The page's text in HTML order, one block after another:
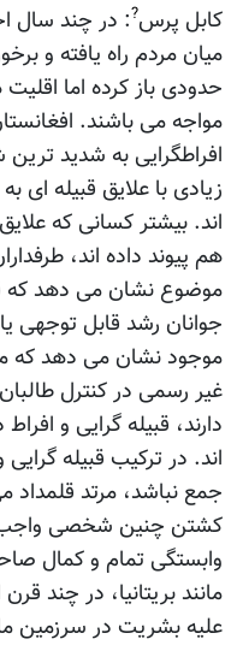
کابل پرس?: در چند سال
میان مردم راه یافته و
حدودی باز کرده اما
مواجه می باشند.
افراطگرایی به شدید
زیادی با علایق قبیله ای
اند. بیشتر کسانی که
هم پیوند داده اند،
موضوع نشان می دهد که
جوانان رشد قابل توجهی
موجود نشان می دهد که
غیر رسمی در کنترل
دارند، قبیله گرایی و
اند. در ترکیب قبیله
جمع نباشد، مرتد
کشتن چنین شخصی واجب
وابستگی تمام و کمال
مانند بریتانیا، در چند
علیه بشریت در سرزمین